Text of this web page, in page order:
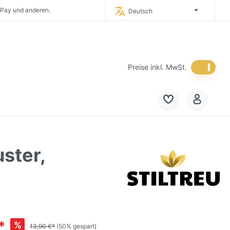
und anderen.
Deutschlands.
Deutschland.
Deutsch
Preise inkl. MwSt.
% 13,90 €* (50% gespart)